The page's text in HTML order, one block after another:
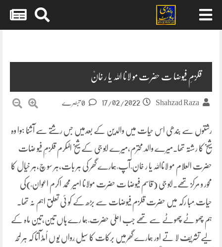
قلزمِ فیوضا ت حضرت مو لانا اللہ یا ر خانؒ
Shahzad Raza
17/02/2022
رشتوں سے بندھی اس حیات میں والدین کے بعدمیں جس رشتے سے آشنا ہوا وہ
شیخ کا رشتہ تھا۔میرے والد ِمحترم،میرے ابو جی کے شیخ المکرم قلزمِ فیو ضات
حضرت العلام مو لانااللہ یا ر خان ؒ آپ ؒ ہمارے گھر کی ہر بات،ہر سو چ،ہر خیال کا
محور و مرکز تھے۔ابو جی (قاسم فیوضا ت حضرت مولانا امیر محمد اکرم اعوان ؒ)کی
حیات ِمبا رکہ میں حضرت قلزم ِفیوضات سے بڑھ کے کو ئی تعلق اہم نہ تھا۔
ہم چھو ٹے چھوٹے سے تھے جب اعلیٰ حضرت ؒ ہما رے ہاں تین،تین ماہ کے
لیے تشریف لا تے اور ہمارے گھرمیں برکات کا سیل ِرواں یو ں اُمڈ آتا کہ ہر لمحہ